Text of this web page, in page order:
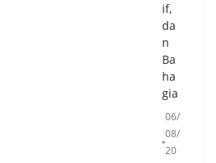
if,
da
n
Ba
ha
gia
06/
08/
20